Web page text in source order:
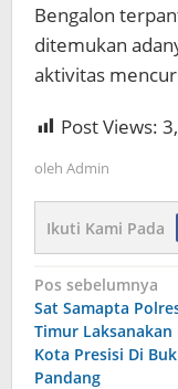
Bengalon
ditemukan
aktivitas
Post Views:
oleh Admin
Ikuti Kami Pada
Navigasi
pos
Pos sebelumnya
Sat Samapta
Timur
Kota Presisi Di
Pandang